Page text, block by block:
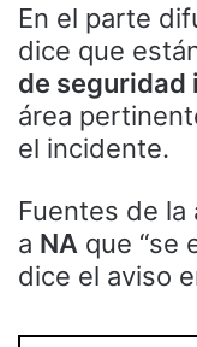
En el parte
dice que
de seguridad
área
el incidente.
Fuentes de
a NA que “se
dice el aviso